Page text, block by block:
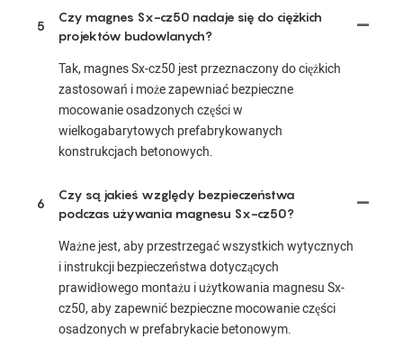
5
Czy magnes Sx-cz50 nadaje się do ciężkich
projektów budowlanych?
Tak, magnes Sx-cz50 jest przeznaczony do ciężkich
zastosowań i może zapewniać bezpieczne
mocowanie osadzonych części w
wielkogabarytowych prefabrykowanych
konstrukcjach betonowych.
6
Czy są jakieś względy bezpieczeństwa
podczas używania magnesu Sx-cz50?
Ważne jest, aby przestrzegać wszystkich wytycznych
i instrukcji bezpieczeństwa dotyczących
prawidłowego montażu i użytkowania magnesu Sx-
cz50, aby zapewnić bezpieczne mocowanie części
osadzonych w prefabrykacie betonowym.